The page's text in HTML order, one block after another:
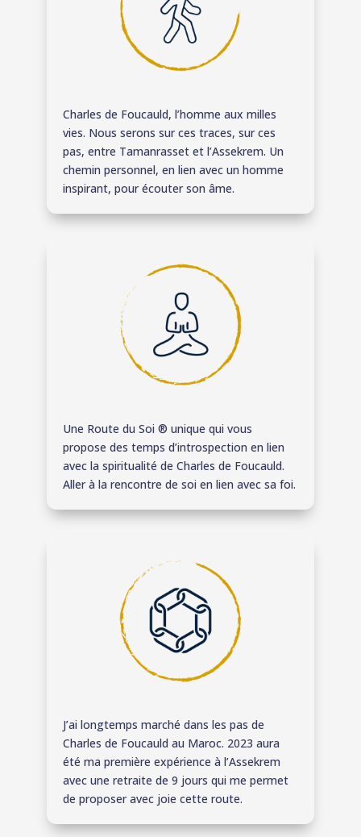
Charles de Foucauld, l’homme aux milles
vies. Nous serons sur ces traces, sur ces
pas, entre Tamanrasset et l’Assekrem. Un
chemin personnel, en lien avec un homme
inspirant, pour écouter son âme.
Une Route du Soi ® unique qui vous
propose des temps d’introspection en lien
avec la spiritualité de Charles de Foucauld.
Aller à la rencontre de soi en lien avec sa foi.
J’ai longtemps marché dans les pas de
Charles de Foucauld au Maroc. 2023 aura
été ma première expérience à l’Assekrem
avec une retraite de 9 jours qui me permet
de proposer avec joie cette route.